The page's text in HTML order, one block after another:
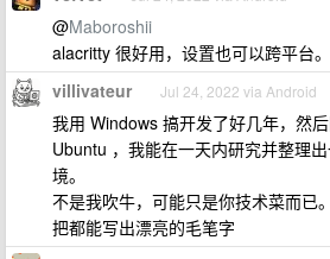
@Maboroshii
alacritty 很好用，设置也可以跨平台。
villivateur Jul 24, 2022 via Android
我用 Windows 搞开发了好几年，然
Ubuntu ，我能在一天内研究并整理
境。
不是我吹牛，可能只是你技术菜而已
把都能写出漂亮的毛笔字